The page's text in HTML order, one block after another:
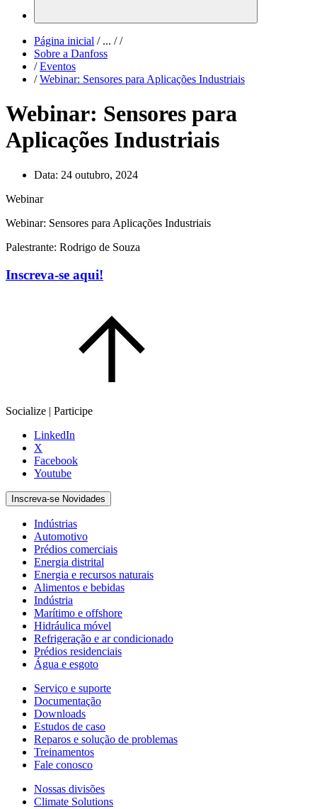
Página inicial /... / /
Sobre a Danfoss
/ Eventos
/ Webinar: Sensores para Aplicações Industriais
Webinar: Sensores para
Aplicações Industriais
Data: 24 outubro, 2024
Webinar
Webinar: Sensores para Aplicações Industriais
Palestrante: Rodrigo de Souza
Inscreva-se aqui!
Socialize | Participe
LinkedIn
X
Facebook
Youtube
Inscreva-se Novidades
Indústrias
Automotivo
Prédios comerciais
Energia distrital
Energia e recursos naturais
Alimentos e bebidas
Indústria
Marítimo e offshore
Hidráulica móvel
Refrigeração e ar condicionado
Prédios residenciais
Água e esgoto
Serviço e suporte
Documentação
Downloads
Estudos de caso
Reparos e solução de problemas
Treinamentos
Fale conosco
Nossas divisões
Climate Solutions